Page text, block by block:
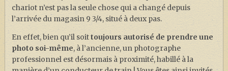
chariot n’est pas la seule chose qui a changé depuis
l’arrivée du magasin 9 3/4, situé à deux pas.
En effet, bien qu’il soittoujours autorisé de prendre une
photo soi-même, à l’ancienne, un photographe
professionnel est désormais à proximité, habillé à la